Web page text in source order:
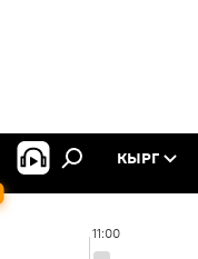
КЫРГ
11:00